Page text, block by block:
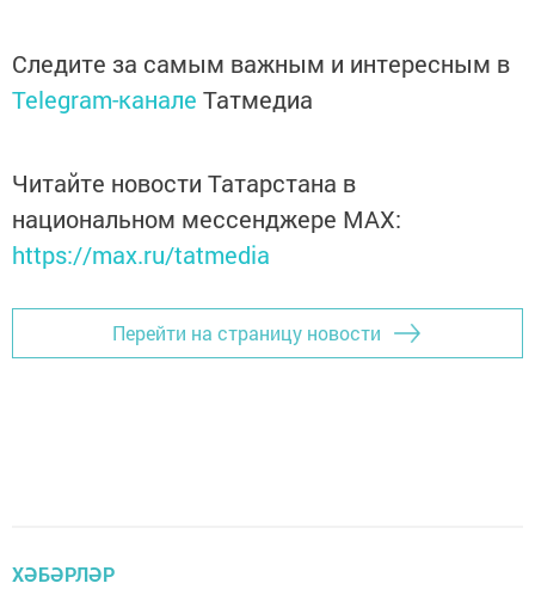
Следите за самым важным и интересным в
Telegram-канале Татмедиа
Читайте новости Татарстана в
национальном мессенджере MАХ:
https://max.ru/tatmedia
Перейти на страницу новости
ХӘБӘРЛӘР